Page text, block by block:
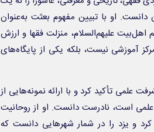
دانست. او با تبیین مفهوم بعثت به‌عنوان
اهل‌بیت علیهم‌السلام، منزلت فقها و ارزش
آموزشی نیست، بلکه یکی از پایگاه‌های
علمی تأکید کرد و با ارائه نمونه‌هایی از
است، نادرست دانست. او از روحانیت
و یزد را در شمار شهرهایی دانست که